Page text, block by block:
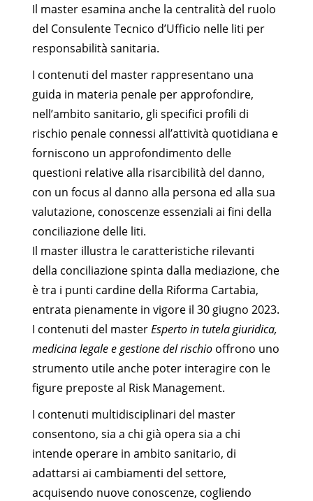
Il master esamina anche la centralità del ruolo
del Consulente Tecnico d’Ufficio nelle liti per
responsabilità sanitaria.
I contenuti del master rappresentano una
guida in materia penale per approfondire,
nell’ambito sanitario, gli specifici profili di
rischio penale connessi all’attività quotidiana e
forniscono un approfondimento delle
questioni relative alla risarcibilità del danno,
con un focus al danno alla persona ed alla sua
valutazione, conoscenze essenziali ai fini della
conciliazione delle liti.
Il master illustra le caratteristiche rilevanti
della conciliazione spinta dalla mediazione, che
è tra i punti cardine della Riforma Cartabia,
entrata pienamente in vigore il 30 giugno 2023.
I contenuti del masterEsperto in tutela giuridica,
medicina legale e gestione del rischio offrono uno
strumento utile anche poter interagire con le
figure preposte al Risk Management.
I contenuti multidisciplinari del master
consentono, sia a chi già opera sia a chi
intende operare in ambito sanitario, di
adattarsi ai cambiamenti del settore,
acquisendo nuove conoscenze, cogliendo